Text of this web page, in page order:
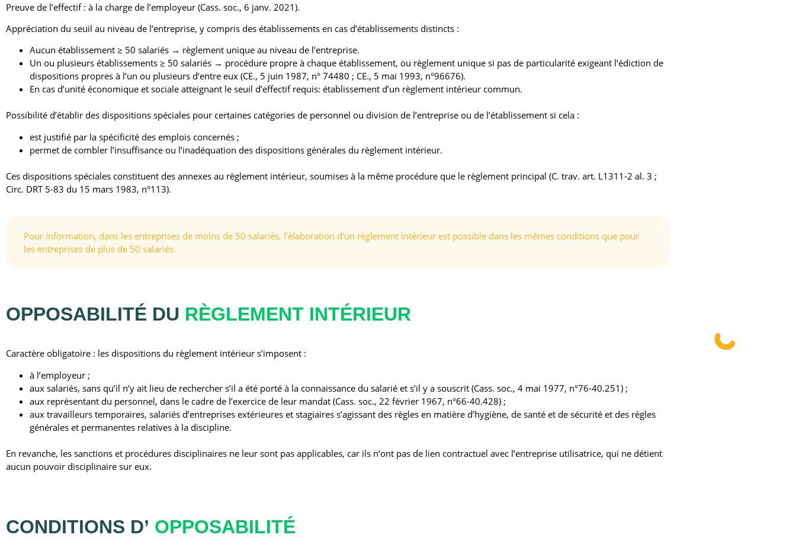
Preuve de l’effectif : à la charge de l’employeur (Cass. soc., 6 janv. 2021).
Appréciation du seuil au niveau de l’entreprise, y compris des établissements en cas d’établissements distincts :
Aucun établissement ≥ 50 salariés → règlement unique au niveau de l’entreprise.
Un ou plusieurs établissements ≥ 50 salariés → procédure propre à chaque établissement, ou règlement unique si pas de particularité exigeant l’édiction de
dispositions propres à l’un ou plusieurs d’entre eux (CE., 5 juin 1987, n° 74480 ; CE., 5 mai 1993, n°96676).
En cas d’unité économique et sociale atteignant le seuil d’effectif requis: établissement d’un règlement intérieur commun.
Possibilité d’établir des dispositions spéciales pour certaines catégories de personnel ou division de l’entreprise ou de l’établissement si cela :
est justifié par la spécificité des emplois concernés ;
permet de combler l’insuffisance ou l’inadéquation des dispositions générales du règlement intérieur.
Ces dispositions spéciales constituent des annexes au règlement intérieur, soumises à la même procédure que le règlement principal (C. trav. art. L1311-2 al. 3 ;
Circ. DRT 5-83 du 15 mars 1983, n°113).
Pour information, dans les entreprises de moins de 50 salariés, l’élaboration d’un règlement intérieur est possible dans les mêmes conditions que pour
les entreprises de plus de 50 salariés.
OPPOSABILITÉ DU RÈGLEMENT INTÉRIEUR
Caractère obligatoire : les dispositions du règlement intérieur s’imposent :
à l’employeur ;
aux salariés, sans qu’il n’y ait lieu de rechercher s’il a été porté à la connaissance du salarié et s’il y a souscrit (Cass. soc., 4 mai 1977, n°76-40.251) ;
aux représentant du personnel, dans le cadre de l’exercice de leur mandat (Cass. soc., 22 février 1967, n°66-40.428) ;
aux travailleurs temporaires, salariés d’entreprises extérieures et stagiaires s’agissant des règles en matière d’hygiène, de santé et de sécurité et des règles
générales et permanentes relatives à la discipline.
En revanche, les sanctions et procédures disciplinaires ne leur sont pas applicables, car ils n’ont pas de lien contractuel avec l’entreprise utilisatrice, qui ne détient
aucun pouvoir disciplinaire sur eux.
CONDITIONS D’ OPPOSABILITÉ